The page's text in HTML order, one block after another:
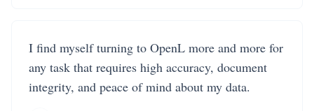
I find myself turning to OpenL more and more for
any task that requires high accuracy, document
integrity, and peace of mind about my data.